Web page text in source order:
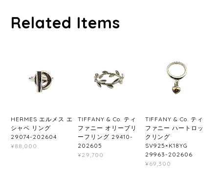
Related Items
HERMES エルメス エ
シャペ リング
29074-202604
¥88,000
TIFFANY & Co. ティ
ファニー オリーブリ
ーフリング 29410-
202605
¥29,700
TIFFANY & Co. ティ
ファニー ハートロッ
クリング
SV925×K18YG
29963-202606
¥69,300